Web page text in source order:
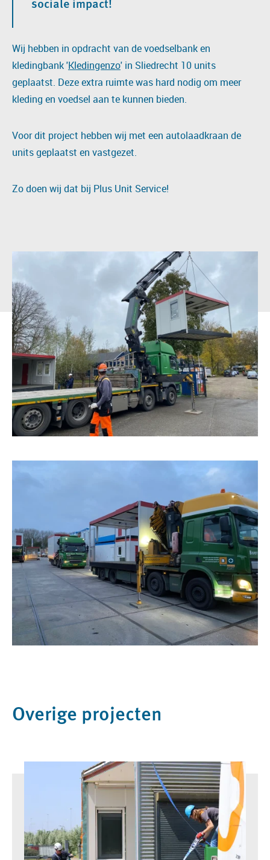
sociale impact!
Wij hebben in opdracht van de voedselbank en
kledingbank 'Kledingenzo' in Sliedrecht 10 units
geplaatst. Deze extra ruimte was hard nodig om meer
kleding en voedsel aan te kunnen bieden.
Voor dit project hebben wij met een autolaadkraan de
units geplaatst en vastgezet.
Zo doen wij dat bij Plus Unit Service!
Overige projecten